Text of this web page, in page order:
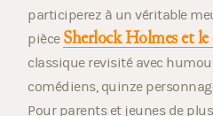
participerez à un véritable
pièce Sherlock Holmes et le
classique revisité avec
comédiens, quinze
Pour parents et jeunes de plus